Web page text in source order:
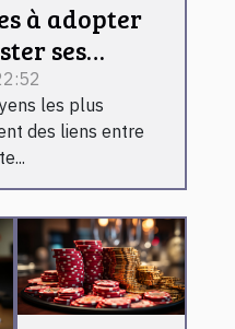
à adopter
ses
au lit
les plus
des liens entre